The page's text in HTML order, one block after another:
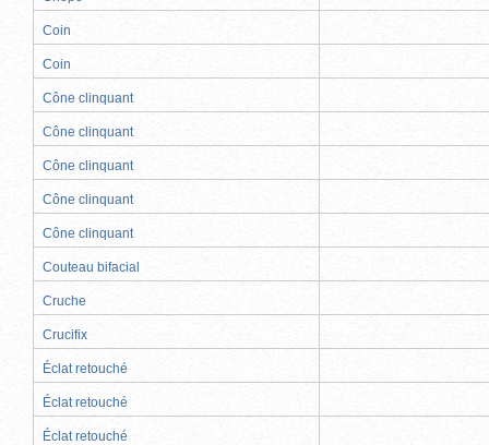
Coin
Coin
Cône clinquant
Cône clinquant
Cône clinquant
Cône clinquant
Cône clinquant
Couteau bifacial
Cruche
Crucifix
Éclat retouché
Éclat retouché
Éclat retouché